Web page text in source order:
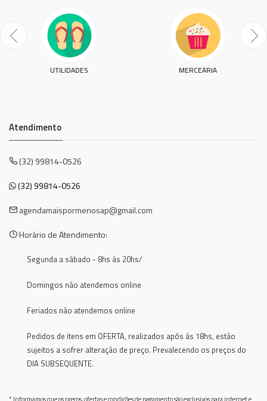
UTILIDADES MERCEARIA
Atendimento
(32) 99814-0526
(32) 99814-0526
agendamaispormenosap@gmail.com
Horário de Atendimento:
Segunda a sábado - 8hs ás 20hs/
Domingos não atendemos online
Feriados não atendemos online
Pedidos de itens em OFERTA, realizados após ás 18hs, estão
sujeitos a sofrer alteração de preço. Prevalecendo os preços do
DIA SUBSEQUENTE.
* Informamos que os preços, ofertas e condições de pagamento são exclusivos para internet e